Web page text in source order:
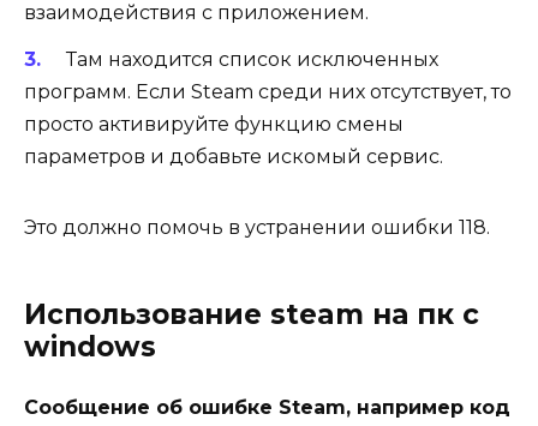
взаимодействия с приложением.
Там находится список исключенных
программ. Если Steam среди них отсутствует, то
просто активируйте функцию смены
параметров и добавьте искомый сервис.
Это должно помочь в устранении ошибки 118.
Использование steam на пк с
windows
Сообщение об ошибке Steam, например код